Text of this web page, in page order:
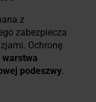
z
zabezpiecza
Ochronę
podeszwy.